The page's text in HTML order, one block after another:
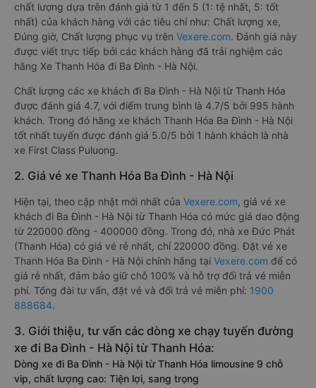
chất lượng dựa trên đánh giá từ 1 đến 5 (1: tệ nhất, 5: tốt
nhất) của khách hàng với các tiêu chí như: Chất lượng xe,
Đúng giờ, Chất lượng phục vụ trên Vexere.com. Đánh giá này
được viết trực tiếp bởi các khách hàng đã trải nghiệm các
hãng Xe Thanh Hóa đi Ba Đình - Hà Nội.
Chất lượng các xe khách đi Ba Đình - Hà Nội từ Thanh Hóa
được đánh giá 4.7, với điểm trung bình là 4.7/5 bởi 995 hành
khách. Trong đó hãng xe khách Thanh Hóa Ba Đình - Hà Nội
tốt nhất tuyến được đánh giá 5.0/5 bởi 1 hành khách là nhà
xe First Class Puluong.
2. Giá vé xe Thanh Hóa Ba Đình - Hà Nội
Hiện tại, theo cập nhật mới nhất của Vexere.com, giá vé xe
khách đi Ba Đình - Hà Nội từ Thanh Hóa có mức giá dao động
từ 220000 đồng - 400000 đồng. Trong đó, nhà xe Đức Phát
(Thanh Hóa) có giá vé rẻ nhất, chỉ 220000 đồng. Đặt vé xe
Thanh Hóa Ba Đình - Hà Nội chính hãng tại Vexere.com để có
giá rẻ nhất, đảm bảo giữ chỗ 100% và hỗ trợ đổi trả vé miễn
phí. Tổng đài tư vấn, đặt vé và đổi trả vé miễn phí: 1900
888684.
3. Giới thiệu, tư vấn các dòng xe chạy tuyến đường
xe đi Ba Đình - Hà Nội từ Thanh Hóa:
Dòng xe đi Ba Đình - Hà Nội từ Thanh Hóa limousine 9 chỗ
vip, chất lượng cao: Tiện lợi, sang trọng